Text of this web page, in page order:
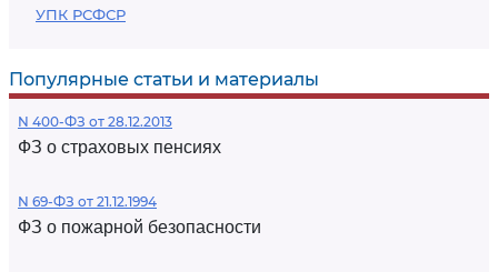
УПК РСФСР
Популярные статьи и материалы
N 400-ФЗ от 28.12.2013
ФЗ о страховых пенсиях
N 69-ФЗ от 21.12.1994
ФЗ о пожарной безопасности